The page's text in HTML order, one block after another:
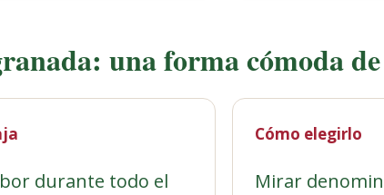
una forma cómoda
durante todo el
Cómo elegirlo
Mirar